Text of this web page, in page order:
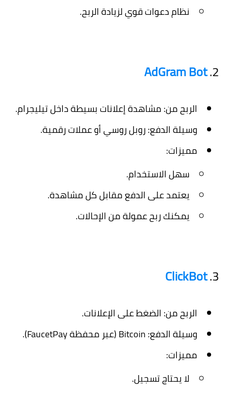
نظام دعوات قوي لزيادة الربح.
2.
AdGram Bot
الربح من:مشاهدة إعلانات بسيطة داخل تيليجرام.
وسيلة الدفع:روبل روسي أو عملات رقمية.
مميزات:
سهل الاستخدام.
يعتمد على الدفع مقابل كل مشاهدة.
يمكنك ربح عمولة من الإحالات.
3.
ClickBot
الربح من: الضغط على الإعلانات.
وسيلة الدفع:
مميزات:
لا يحتاج تسجيل.